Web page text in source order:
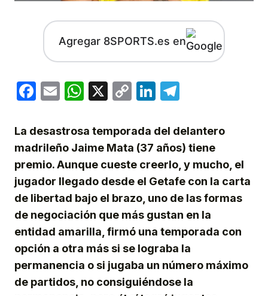
Agregar 8SPORTS.es en
Facebook
EmailWhatsApp
X
CopyLinkedIn
La desastrosa temporada del delantero
madrileño Jaime Mata (37 años) tiene
premio. Aunque cueste creerlo, y mucho, el
jugador llegado desde el Getafe con la carta
de libertad bajo el brazo, uno de las formas
de negociación que más gustan en la
entidad amarilla, firmó una temporada con
opción a otra más si se lograba la
permanencia o si jugaba un número máximo
de partidos, no consiguiéndose la